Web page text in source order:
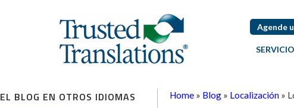
Agende
EL BLOG EN OTROS IDIOMAS Home » Blog » Localización »